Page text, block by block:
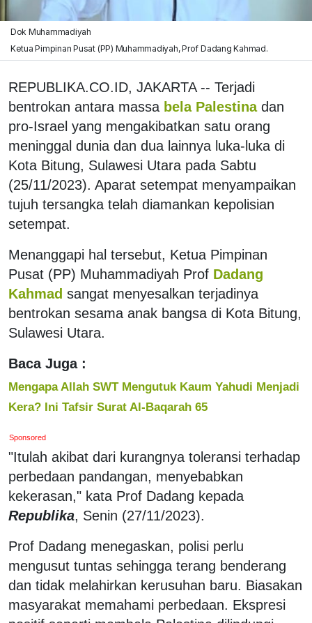
Dok Muhammadiyah
Ketua Pimpinan Pusat (PP) Muhammadiyah, Prof Dadang Kahmad.
REPUBLIKA.CO.ID, JAKARTA -- Terjadi
bentrokan antara massa bela Palestina dan
pro-Israel yang mengakibatkan satu orang
meninggal dunia dan dua lainnya luka-luka di
Kota Bitung, Sulawesi Utara pada Sabtu
(25/11/2023). Aparat setempat menyampaikan
tujuh tersangka telah diamankan kepolisian
setempat.
Menanggapi hal tersebut, Ketua Pimpinan
Pusat (PP) Muhammadiyah Prof Dadang
Kahmad sangat menyesalkan terjadinya
bentrokan sesama anak bangsa di Kota Bitung,
Sulawesi Utara.
Baca Juga :
Mengapa Allah SWT Mengutuk Kaum Yahudi Menjadi
Kera? Ini Tafsir Surat Al-Baqarah 65
Sponsored
"Itulah akibat dari kurangnya toleransi terhadap
perbedaan pandangan, menyebabkan
kekerasan," kata Prof Dadang kepada
Republika, Senin (27/11/2023).
Prof Dadang menegaskan, polisi perlu
mengusut tuntas sehingga terang benderang
dan tidak melahirkan kerusuhan baru. Biasakan
masyarakat memahami perbedaan. Ekspresi